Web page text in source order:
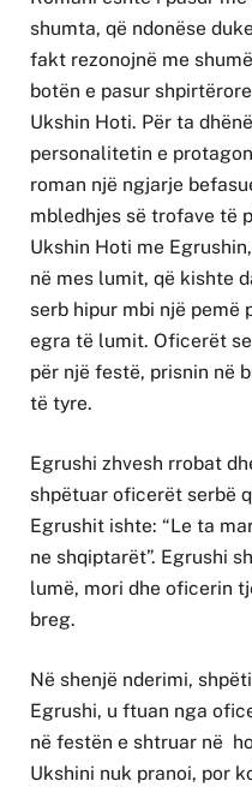
shumta, që ndonëse
fakt rezonojnë me
botën e pasur
Ukshin Hoti. Për ta
personalitetin e
roman një ngjarje
mbledhjes së trofave të
Ukshin Hoti me
në mes lumit, që kishte
serb hipur mbi një pemë
egra të lumit. Oficerët
për një festë, prisnin në
të tyre.
Egrushi zhvesh rrobat
shpëtuar oficerët serbë
Egrushit ishte: “Le ta
ne shqiptarët”. Egrushi
lumë, mori dhe oficerin
breg.
Në shenjë nderimi,
Egrushi, u ftuan nga
në festën e shtruar në
Ukshini nuk pranoi, por